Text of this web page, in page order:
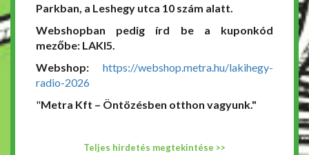
Parkban, a Leshegy utca 10 szám alatt.
Webshopban pedig írd be a kuponkód
mezőbe: LAKI5.
Webshop: https://webshop.metra.hu/lakihegy-
radio-2026
"Metra Kft – Öntözésben otthon vagyunk."
Teljes hirdetés megtekintése >>